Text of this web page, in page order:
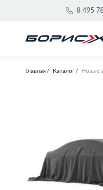
8 495
Главная Каталог Новые